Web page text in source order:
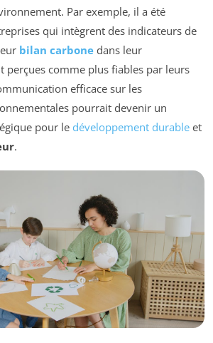
Par exemple, il a été
qui intègrent des indicateurs de
bilan carbone dans leur
perçues comme plus fiables par leurs
efficace sur les
pourrait devenir un
pour le développement durable et
.